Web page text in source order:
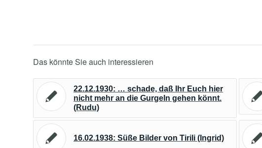
Das könnte Sie auch interessieren
22.12.1930: … schade, daß Ihr Euch hier
nicht mehr an die Gurgeln gehen könnt.
(Rudu)
16.02.1938: Süße Bilder von Tirili (Ingrid)